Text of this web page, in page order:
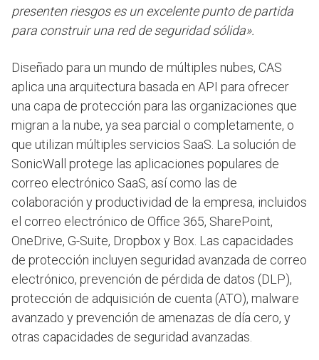
presenten riesgos es un excelente punto de partida
para construir una red de seguridad sólida».
Diseñado para un mundo de múltiples nubes, CAS
aplica una arquitectura basada en API para ofrecer
una capa de protección para las organizaciones que
migran a la nube, ya sea parcial o completamente, o
que utilizan múltiples servicios SaaS. La solución de
SonicWall protege las aplicaciones populares de
correo electrónico SaaS, así como las de
colaboración y productividad de la empresa, incluidos
el correo electrónico de Office 365, SharePoint,
OneDrive, G-Suite, Dropbox y Box. Las capacidades
de protección incluyen seguridad avanzada de correo
electrónico, prevención de pérdida de datos (DLP),
protección de adquisición de cuenta (ATO), malware
avanzado y prevención de amenazas de día cero, y
otras capacidades de seguridad avanzadas.